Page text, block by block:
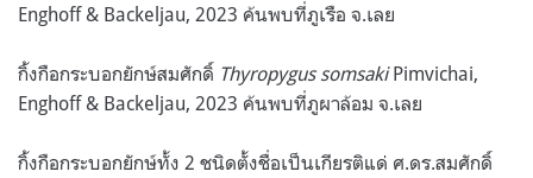
Enghoff & Backeljau, 2023 ค้นพบที่ภูเรือ จ.เลย
กิ้งกือกระบอกยักษ์สมศักดิ์ Thyropygus somsakiPimvichai,
Enghoff & Backeljau, 2023 ค้นพบที่ภูผาล้อม จ.เลย
กิ้งกือกระบอกยักษ์ทั้ง 2 ชนิดตั้งชื่อเป็นเกียรติแด่ ศ.ดร.สมศักดิ์